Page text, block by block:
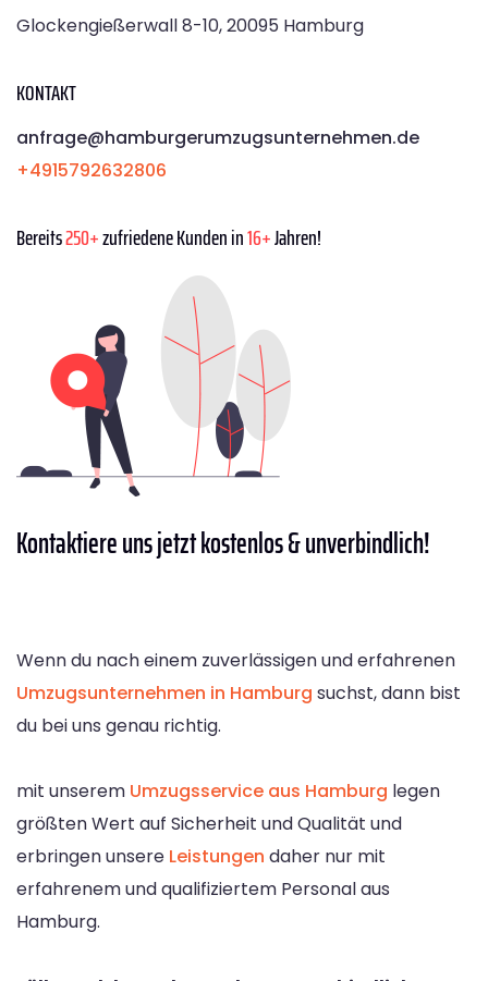
Glockengießerwall 8-10, 20095 Hamburg
KONTAKT
anfrage@hamburgerumzugsunternehmen.de
+4915792632806
Bereits250+zufriedene Kunden in16+Jahren!
Kontaktiereuns jetzt kostenlos & unverbindlich!
Wenn du nach einem zuverlässigen und erfahrenen
Umzugsunternehmen in Hamburg suchst, dann bist
du bei uns genau richtig.
mit unserem Umzugsservice aus Hamburg legen
größten Wert auf Sicherheit und Qualität und
erbringen unsere Leistungen daher nur mit
erfahrenem und qualifiziertem Personal aus
Hamburg.